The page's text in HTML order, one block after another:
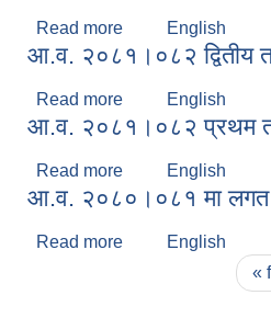
Read more about आ.व. २०८१।०८२
English
आ.व. २०८१।०८२ द्वितीय
Read more about आ.व. २०८१।०८२
English
आ.व. २०८१।०८२ प्रथम
Read more about आ.व.English
आ.व. २०८०।०८१ मा लगत
Read more about आ.व.
English
«